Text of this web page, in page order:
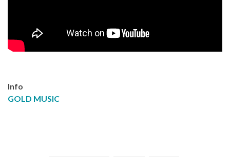
Info
GOLD MUSIC